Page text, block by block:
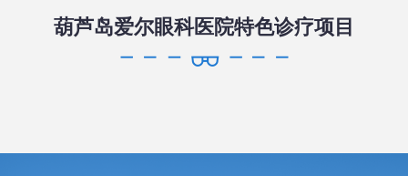
葫芦岛爱尔眼科医院特色诊疗项目